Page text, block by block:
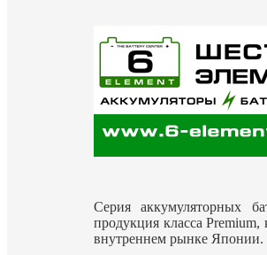
Cерия аккумуляторных
продукция класса Premium,
внутреннем рынке Японии.